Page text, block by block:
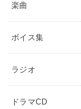
楽曲
ボイス集
ラジオ
ドラマCD